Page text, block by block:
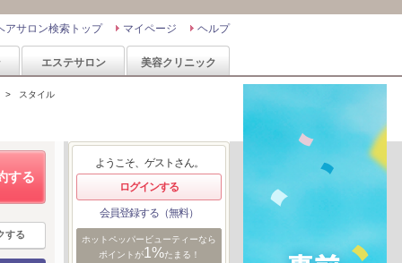
ヘルプ
マイページ
アサロン検索トップ
エステサロン 美容クリニック
> スタイル
する
する
ようこそ、ゲストさん。
ログインする
会員登録する（無料）
ホットペッパービューティーなら
ポイントが1%たまる！